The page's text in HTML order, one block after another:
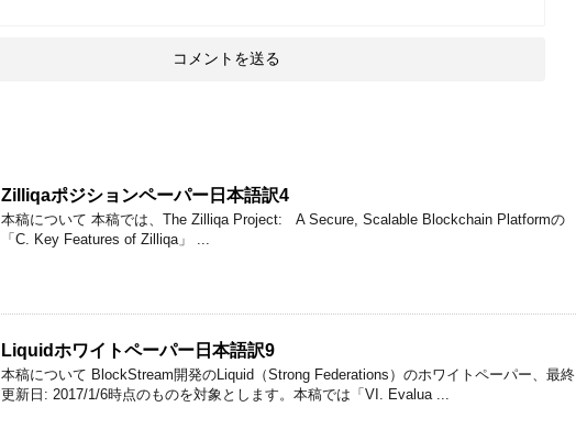
Zilliqaポジションペーパー日本語訳4
本稿について 本稿では、The Zilliqa Project: A Secure, Scalable Blockchain Platformの
「C. Key Features of Zilliqa」 ...
Liquidホワイトペーパー日本語訳9
本稿について BlockStream開発のLiquid（Strong Federations）のホワイトペーパー、最終
更新日: 2017/1/6時点のものを対象とします。本稿では「VI. Evalua ...